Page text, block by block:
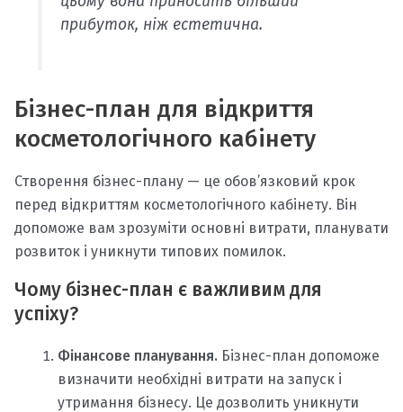
прибуток, ніж естетична.
Бізнес-план для відкриття
косметологічного кабінету
Створення бізнес-плану — це обов’язковий крок
перед відкриттям косметологічного кабінету. Він
допоможе вам зрозуміти основні витрати, планувати
розвиток і уникнути типових помилок.
Чому бізнес-план є важливим для
успіху?
Фінансове планування. Бізнес-план допоможе
визначити необхідні витрати на запуск і
утримання бізнесу. Це дозволить уникнути